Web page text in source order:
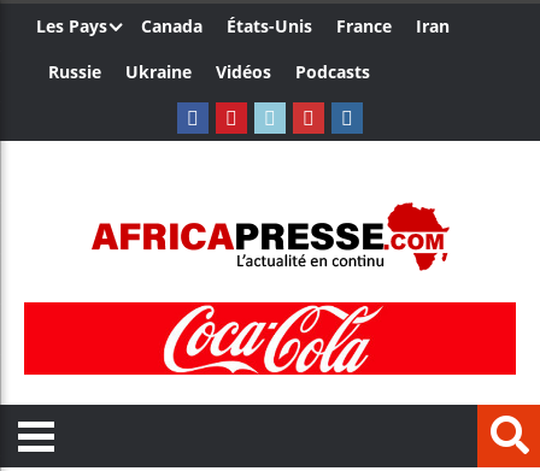
Les Pays Canada États-Unis France
Iran
Russie
Ukraine Vidéos Podcasts